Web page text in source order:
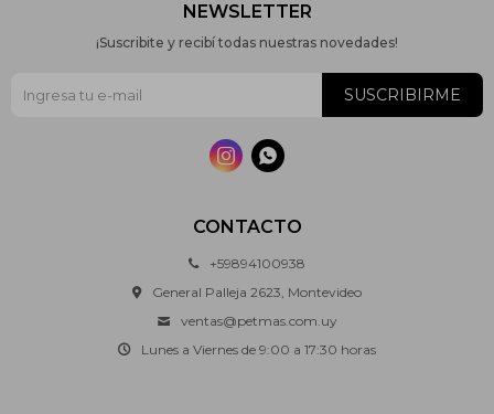
CONTACTO
+59894100938
General Palleja 2623, Montevideo
ventas@petmas.com.uy
Lunes a Viernes de 9:00 a 17:30 horas
NEWSLETTER
¡Suscribite y recibí todas nuestras novedades!
SUSCRIBIRME
 